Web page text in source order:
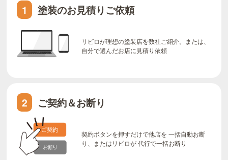
1 塗装のお見積りご依頼
リビロが理想の塗装店を数社ご紹介。または、
自分で選んだお店に見積り依頼
2 ご契約＆お断り
契約ボタンを押すだけで他店を 一括自動お断
り、またはリビロが 代行で一括お断り